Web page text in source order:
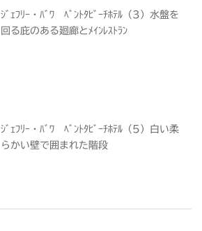
ｼﾞｪﾌﾘｰ・ﾊﾞﾜ ﾍﾞﾝﾄﾀﾋﾞｰﾁﾎﾃﾙ（3）水盤を
回る庇のある廻廊とﾒｲﾝﾚｽﾄﾗﾝ
ｼﾞｪﾌﾘｰ・ﾊﾞﾜ ﾍﾞﾝﾄﾀﾋﾞｰﾁﾎﾃﾙ（5）白い柔
らかい壁で囲まれた階段